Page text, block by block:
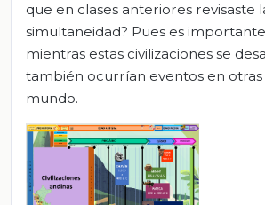
que en clases anteriores revisaste
simultaneidad? Pues es
mientras estas civilizaciones se
también ocurrían eventos en
mundo.